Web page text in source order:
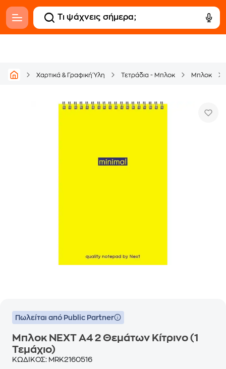
Χαρτικά & Γραφική Ύλη Τετράδια - Μπλοκ Μπλοκ
Πωλείται από Public Partner
Μπλοκ NEXT Α4 2 Θεμάτων Κίτρινο (1
Τεμάχιο)
ΚΩΔΙΚΟΣ: MRK2160516